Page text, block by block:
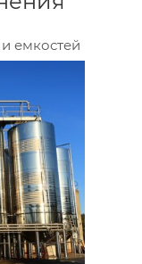
емкостей